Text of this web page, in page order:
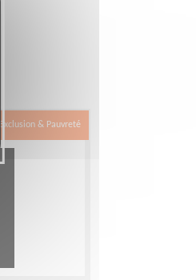
Exclusion & Pauvreté